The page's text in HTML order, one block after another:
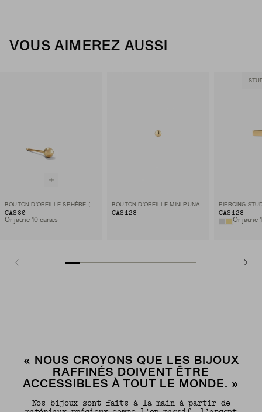
VOUS AIMEREZ AUSSI
BOUTON D'OREILLE SPHÈRE (À L'UNITÉ)
CA$80
Or jaune 10 carats
BOUTON D'OREILLE MINI PUNAISE
CA$128 CA$128
Or jaune
« NOUS CROYONS QUE LES BIJOUX
RAFFINÉS DOIVENT ÊTRE
ACCESSIBLES À TOUT LE MONDE. »
Nos bijoux sont faits à la main à partir de